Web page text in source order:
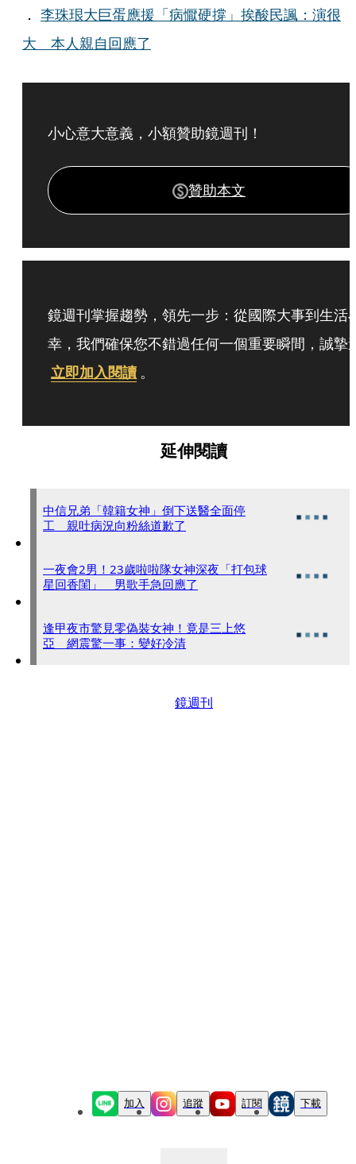
． 李珠珢大巨蛋應援「病懨硬撐」挨酸民諷：演很
大 本人親自回應了
小心意大意義，小額贊助鏡週刊！
贊助本文
鏡週刊掌握趨勢，領先一步：從國際大事到生活
幸，我們確保您不錯過任何一個重要瞬間，誠摯
立即加入閱讀 。
延伸閱讀
中信兄弟「韓籍女神」倒下送醫全面停
工 親吐病況向粉絲道歉了
一夜會2男！23歲啦啦隊女神深夜「打包球
星回香閨」 男歌手急回應了
逢甲夜市驚見零偽裝女神！竟是三上悠
亞 網震驚一事：變好冷清
鏡週刊
加入 追蹤 訂閱 下載